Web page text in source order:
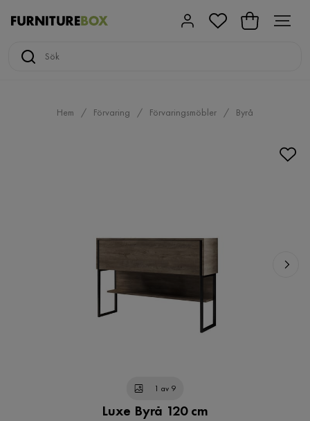
Hem Förvaring Förvaringsmöbler Byrå
1 av 9
Luxe Byrå 120 cm